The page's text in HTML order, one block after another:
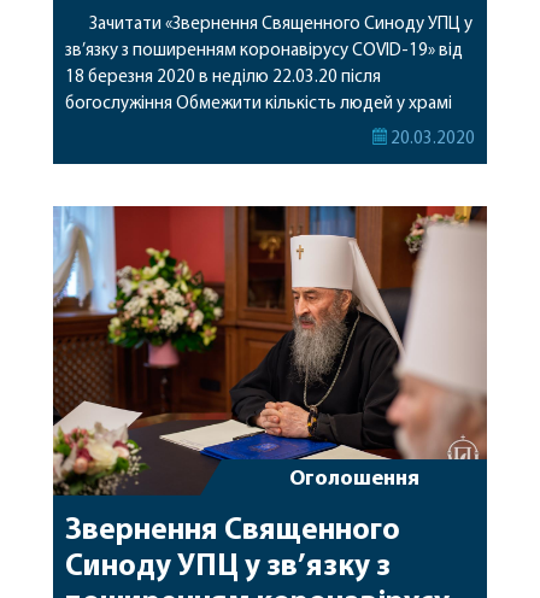
Зачитати «Звернення Священного Синоду УПЦ у
зв’язку з поширенням коронавірусу COVID-19» від
18 березня 2020 в неділю 22.03.20 після
богослужіння Обмежити кількість людей у храмі
під час богослужінь – не більше 10 чоловік
входити зокрема контроль кількості людей в
храмах та забезпечення можливості почергового
входу до […]
20.03.2020
Оголошення
Звернення Священного
Синоду УПЦ у зв’язку з